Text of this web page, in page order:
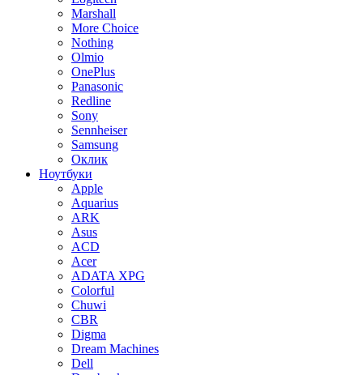
Marshall
More Choice
Nothing
Olmio
OnePlus
Panasonic
Redline
Sony
Sennheiser
Samsung
Оклик
Ноутбуки
Apple
Aquarius
ARK
Asus
ACD
Acer
ADATA XPG
Colorful
Chuwi
CBR
Digma
Dream Machines
Dell